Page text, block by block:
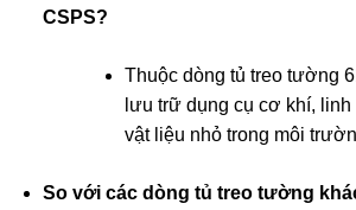
CSPS?
Thuộc dòng tủ treo tường
lưu trữ dụng cụ cơ khí,
vật liệu nhỏ trong môi
So với các dòng tủ treo tường